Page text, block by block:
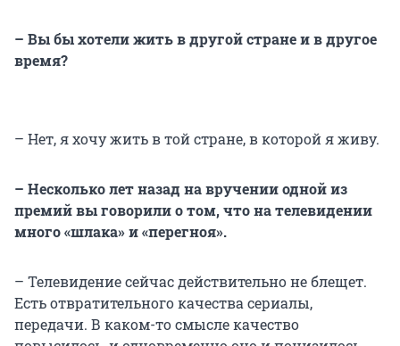
– Вы бы хотели жить в другой стране и в другое
время?
– Нет, я хочу жить в той стране, в которой я живу.
– Несколько лет назад на вручении одной из
премий вы говорили о том, что на телевидении
много «шлака» и «перегноя».
– Телевидение сейчас действительно не блещет.
Есть отвратительного качества сериалы,
передачи. В каком-то смысле качество